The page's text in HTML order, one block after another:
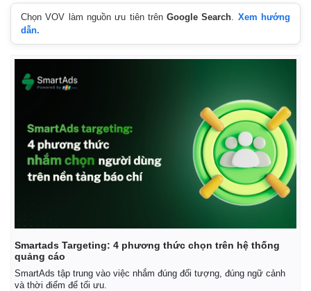
Chọn VOV làm nguồn ưu tiên trênGoogle Search. Xem hướng
dẫn.
Smartads Targeting: 4 phương thức chọn trên hệ thống
quảng cáo
SmartAds tập trung vào việc nhắm đúng đối tượng, đúng ngữ cảnh
và thời điểm để tối ưu.